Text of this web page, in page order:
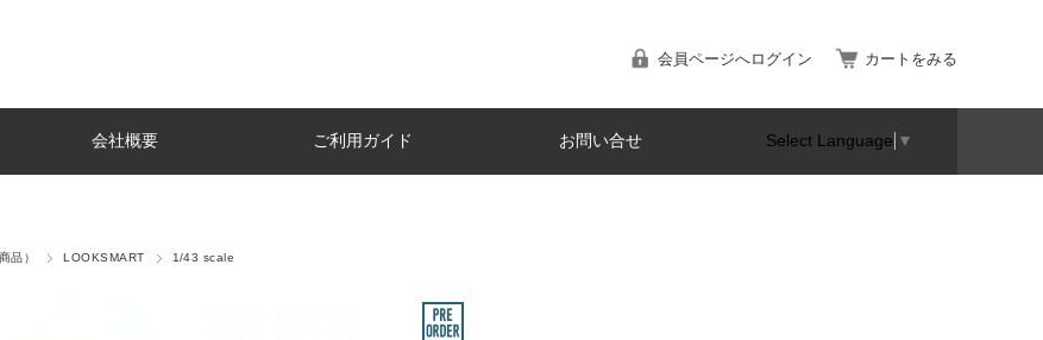
会員ページへログイン カートをみる
会社概要 ご利用ガイド お問い合せ Select Language ▼
品）
LOOKSMART 1/43 scale